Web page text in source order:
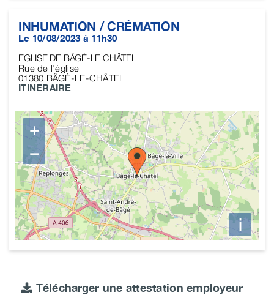
INHUMATION / CRÉMATION
Le 10/08/2023 à 11h30
EGLISE DE BÂGÉ-LE CHÂTEL
Rue de l'église
01380 BÂGÉ-LE-CHÂTEL
ITINERAIRE
+
−
i
Télécharger une attestation employeur